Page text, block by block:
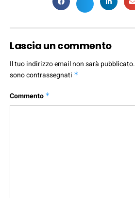
Lascia un commento
Il tuo indirizzo email non sarà pubblicato.
sono contrassegnati *
Commento *